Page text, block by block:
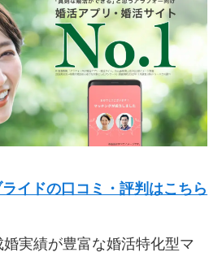
イドの口コミ・評判はこちら
実績が豊富な婚活特化型マ